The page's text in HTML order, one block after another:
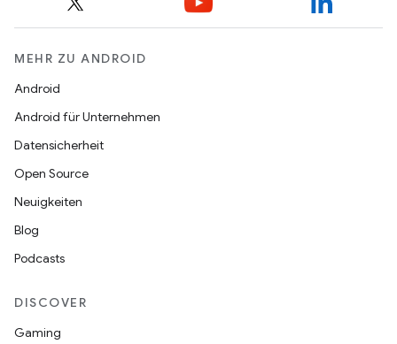
MEHR ZU ANDROID
Android
Android für Unternehmen
Datensicherheit
Open Source
Neuigkeiten
Blog
Podcasts
DISCOVER
Gaming